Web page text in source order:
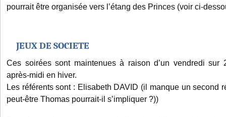
pourrait être organisée vers l’étang des Princes (voir ci-
JEUX DE SOCIETE
Ces soirées sont maintenues à raison d’un vendredi sur
après-midi en hiver.
Les référents sont : Elisabeth DAVID (il manque un second
peut-être Thomas pourrait-il s’impliquer ?))